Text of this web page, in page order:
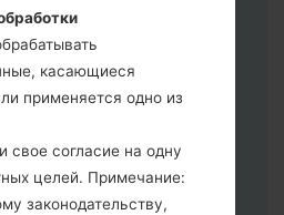
прошить телефон и
настройкам
_ ***, в другом случае
_ *** для
данных.
устройство и
режим. Все
касающиеся
применяется одно из
свое согласие на одну
целей. Примечание:
законодательству,